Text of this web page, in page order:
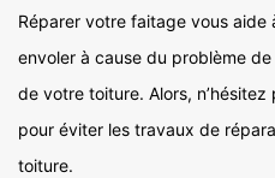
Réparer votre faitage vous
envoler à cause du problème
de votre toiture. Alors,
pour éviter les travaux de
toiture.